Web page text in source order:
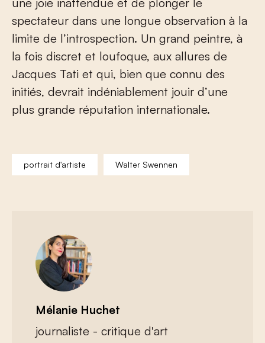
spectateur dans une longue observation à la
limite de l’introspection. Un grand peintre, à
la fois discret et loufoque, aux allures de
Jacques Tati et qui, bien que connu des
initiés, devrait indéniablement jouir d’une
plus grande réputation internationale.
portrait d'artiste Walter Swennen
Mélanie Huchet
journaliste - critique d'art